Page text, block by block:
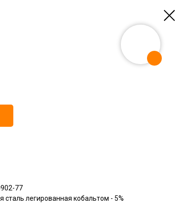
77
легированная кобальтом - 5%